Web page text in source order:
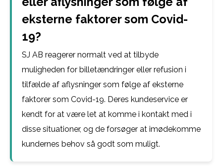
eksterne faktorer som Covid-
19?
SJ AB reagerer normalt ved at tilbyde
muligheden for billetændringer eller refusion i
tilfælde af aflysninger som følge af eksterne
faktorer som Covid-19. Deres kundeservice er
kendt for at være let at komme i kontakt med i
disse situationer, og de forsøger at imødekomme
kundernes behov så godt som muligt.